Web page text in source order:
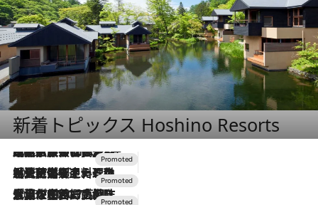
新着トピックス Hoshino Resorts
2026.7.31
【ホテル帰省】という選択肢をOMOが提案。家族とほどよい距離を保つには「昼は実家、夜は気兼ねなくホテルで！」
2026.7.24
【夏限定ディナーコース】旬を迎える稚鮎や花ズッキーニなどをイタリア・トスカーナの郷土料理の手法で満喫！
2026.7.17
「土佐和ハーブかき氷」がOMO7高知に登場！生姜、山椒、大葉など目にも舌にも涼を呼ぶ郷土の味